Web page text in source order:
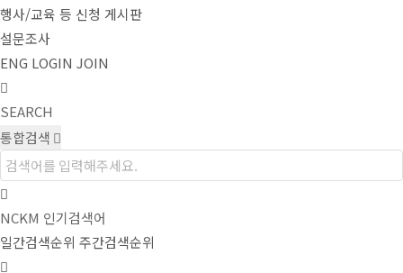
행사/교육 등 신청 게시판
설문조사
ENG LOGIN JOIN
SEARCH
통합검색
NCKM 인기검색어
일간검색순위 주간검색순위